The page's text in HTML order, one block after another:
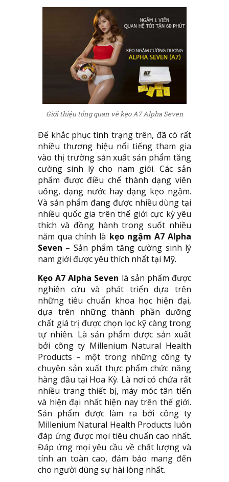
Giới thiệu tổng quan về kẹo A7 Alpha Seven
Để khắc phục tình trạng trên, đã có rất
nhiều thương hiệu nổi tiếng tham gia
vào thị trường sản xuất sản phẩm tăng
cường sinh lý cho nam giới. Các sản
phẩm được điều chế thành dạng viên
uống, dạng nước hay dạng kẹo ngậm.
Và sản phẩm đang được nhiều dùng tại
nhiều quốc gia trên thế giới cực kỳ yêu
thích và đồng hành trong suốt nhiều
năm qua chính là kẹo ngậm A7 Alpha
Seven – Sản phẩm tăng cường sinh lý
nam giới được yêu thích nhất tại Mỹ.
Kẹo A7 Alpha Seven là sản phẩm được
nghiên cứu và phát triển dựa trên
những tiêu chuẩn khoa học hiện đại,
dựa trên những thành phần dưỡng
chất giá trị được chọn lọc kỹ càng trong
tự nhiên. Là sản phẩm được sản xuất
bởi công ty Millenium Natural Health
Products – một trong những công ty
chuyên sản xuất thực phẩm chức năng
hàng đầu tại Hoa Kỳ. Là nơi có chứa rất
nhiều trang thiết bị, máy móc tân tiến
và hiện đại nhất hiện nay trên thế giới.
Sản phẩm được làm ra bởi công ty
Millenium Natural Health Products luôn
đáp ứng được mọi tiêu chuẩn cao nhất.
Đáp ứng mọi yêu cầu về chất lượng và
tính an toàn cao, đảm bảo mang đến
cho người dùng sự hài lòng nhất.